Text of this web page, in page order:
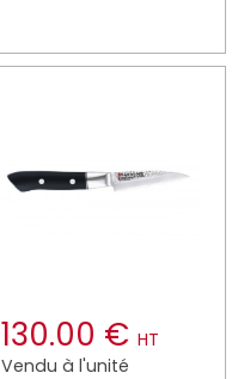
130.00 € HT
Vendu à l'unité